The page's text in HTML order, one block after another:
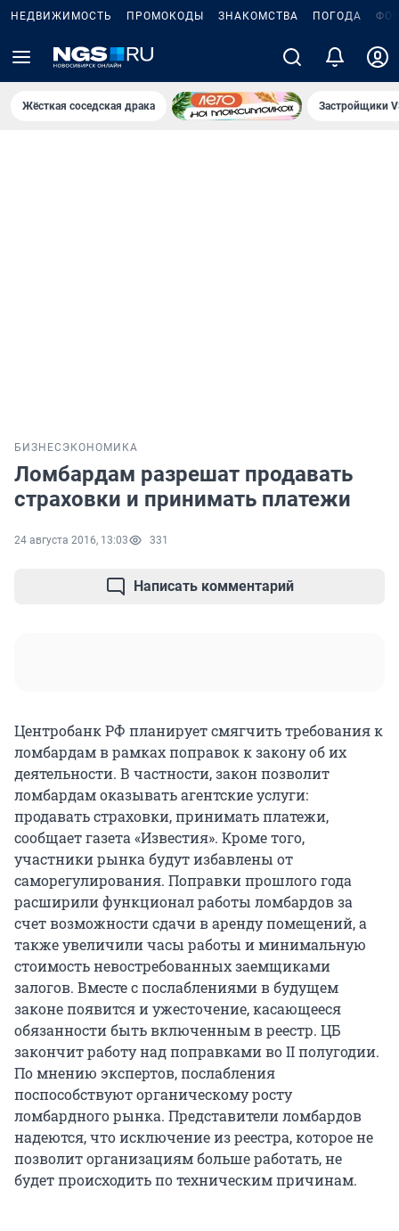
НЕДВИЖИМОСТЬ ПРОМОКОДЫ ЗНАКОМСТВА ПОГОДА
Жёсткая соседская драка Застройщики
БИЗНЕС ЭКОНОМИКА
Ломбардам разрешат продавать
страховки и принимать платежи
24 августа 2016, 13:03 331
Написать комментарий
Центробанк РФ планирует смягчить требования к
ломбардам в рамках поправок к закону об их
деятельности. В частности, закон позволит
ломбардам оказывать агентские услуги:
продавать страховки, принимать платежи,
сообщает газета «Известия». Кроме того,
участники рынка будут избавлены от
саморегулирования. Поправки прошлого года
расширили функционал работы ломбардов за
счет возможности сдачи в аренду помещений, а
также увеличили часы работы и минимальную
стоимость невостребованных заемщиками
залогов. Вместе с послаблениями в будущем
законе появится и ужесточение, касающееся
обязанности быть включенным в реестр. ЦБ
закончит работу над поправками во II полугодии.
По мнению экспертов, послабления
поспособствуют органическому росту
ломбардного рынка. Представители ломбардов
надеются, что исключение из реестра, которое не
позволит организациям больше работать, не
будет происходить по техническим причинам.